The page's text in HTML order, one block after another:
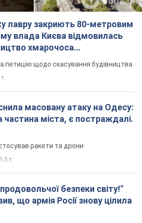
лавру закриють 80-метровим
влада Києва відмовилась
хмарочоса
петицію щодо скасування будівництва
масовану атаку на Одесу:
частина міста, є постраждалі.
ракети та дрони
т.
безпеки світу!"
що армія Росії знову цілила